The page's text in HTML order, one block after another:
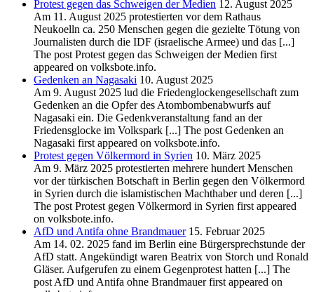
Protest gegen das Schweigen der Medien 12. August 2025
Am 11. August 2025 protestierten vor dem Rathaus
Neukoelln ca. 250 Menschen gegen die gezielte Tötung von
Journalisten durch die IDF (israelische Armee) und das [...]
The post Protest gegen das Schweigen der Medien first
appeared on volksbote.info.
Gedenken an Nagasaki 10. August 2025
Am 9. August 2025 lud die Friedenglockengesellschaft zum
Gedenken an die Opfer des Atombombenabwurfs auf
Nagasaki ein. Die Gedenkveranstaltung fand an der
Friedensglocke im Volkspark [...] The post Gedenken an
Nagasaki first appeared on volksbote.info.
Protest gegen Völkermord in Syrien 10. März 2025
Am 9. März 2025 protestierten mehrere hundert Menschen
vor der türkischen Botschaft in Berlin gegen den Völkermord
in Syrien durch die islamistischen Machthaber und deren [...]
The post Protest gegen Völkermord in Syrien first appeared
on volksbote.info.
AfD und Antifa ohne Brandmauer 15. Februar 2025
Am 14. 02. 2025 fand im Berlin eine Bürgersprechstunde der
AfD statt. Angekündigt waren Beatrix von Storch und Ronald
Gläser. Aufgerufen zu einem Gegenprotest hatten [...] The
post AfD und Antifa ohne Brandmauer first appeared on